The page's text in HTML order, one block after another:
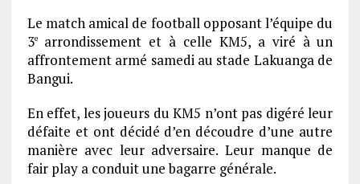
Le match amical de football opposant l’équipe du
3earrondissement et à celle KM5, a viré à un
affrontement armé samedi au stade Lakuanga de
Bangui.
En effet, les joueurs du KM5 n’ont pas digéré leur
défaite et ont décidé d’en découdre d’une autre
manière avec leur adversaire. Leur manque de
fair play a conduit une bagarre générale.